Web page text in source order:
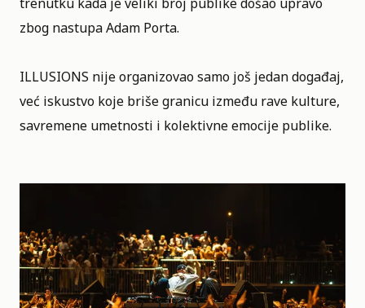
trenutku kada je veliki broj publike došao upravo
zbog nastupa Adam Porta.
ILLUSIONS nije organizovao samo još jedan događaj,
već iskustvo koje briše granicu između rave kulture,
savremene umetnosti i kolektivne emocije publike.